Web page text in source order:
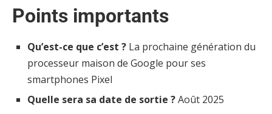
Points importants
Qu’est-ce que c’est ? La prochaine génération du
processeur maison de Google pour ses
smartphones Pixel
Quelle sera sa date de sortie ?Août 2025